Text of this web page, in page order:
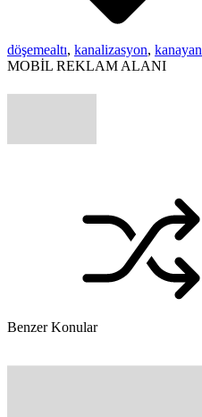
döşemealtı, kanalizasyon, kanayan
MOBİL REKLAM ALANI
Benzer Konular